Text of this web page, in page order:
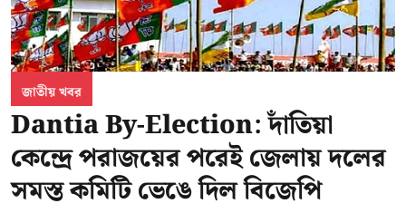
জাতীয় খবর
Dantia By-Election: দাঁতিয়া
কেন্দ্রে পরাজয়ের পরেই জেলায় দলের
সমস্ত কমিটি ভেঙে দিল বিজেপি